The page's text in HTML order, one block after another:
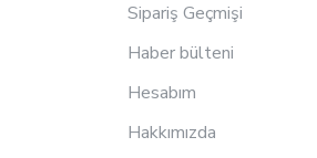
Sipariş Geçmişi
Haber bülteni
Hesabım
Hakkımızda